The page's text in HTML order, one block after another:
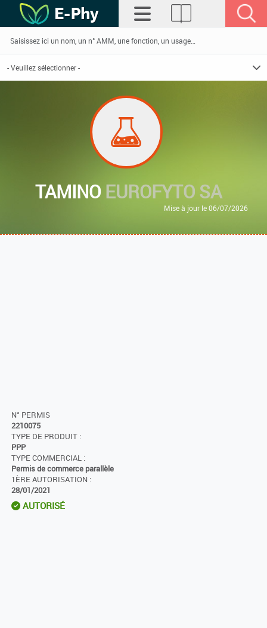
TAMINO EUROFYTO SA
Mise à jour le 06/07/2026
N° PERMIS
2210075
TYPE DE PRODUIT :
PPP
TYPE COMMERCIAL :
Permis de commerce parallèle
1ÈRE AUTORISATION :
28/01/2021
AUTORISÉ